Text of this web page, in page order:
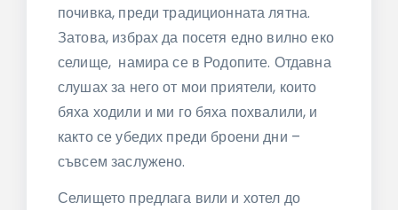
почивка, преди традиционната лятна.
Затова, избрах да посетя едно вилно еко
селище, намира се в Родопите. Отдавна
слушах за него от мои приятели, които
бяха ходили и ми го бяха похвалили, и
както се убедих преди броени дни –
съвсем заслужено.
Селището предлага вили и хотел до